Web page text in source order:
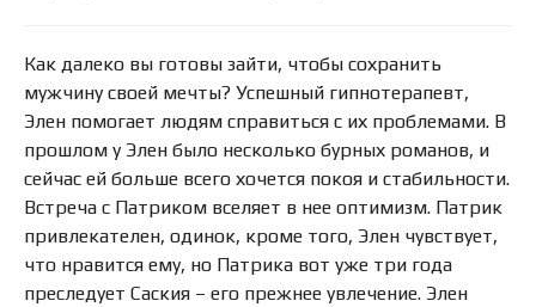
Как далеко вы готовы зайти, чтобы сохранить
мужчину своей мечты? Успешный гипнотерапевт,
Элен помогает людям справиться с их проблемами. В
прошлом у Элен было несколько бурных романов, и
сейчас ей больше всего хочется покоя и стабильности.
Встреча с Патриком вселяет в нее оптимизм. Патрик
привлекателен, одинок, кроме того, Элен чувствует,
что нравится ему, но Патрика вот уже три года
преследует Саския – его прежнее увлечение. Элен